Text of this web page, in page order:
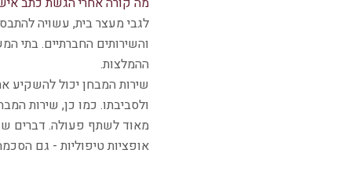
לגבי מעצר בית, עשויה
והשירותים החברתיים. בתי
ההמלצות.
שירות המבחן יכול
ולסביבתו. כמו כן, שירות
מאוד לשתף פעולה. דברים
אופציות טיפוליות - גם